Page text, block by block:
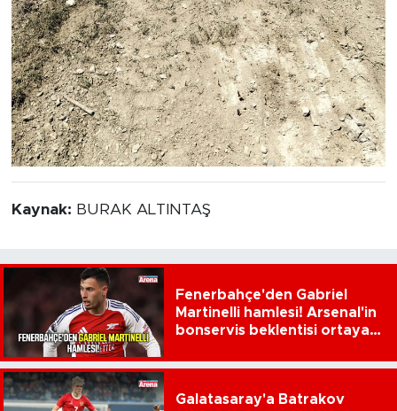
Kaynak: BURAK ALTINTAŞ
Fenerbahçe'den Gabriel
Martinelli hamlesi! Arsenal'in
bonservis beklentisi ortaya
Galatasaray'a Batrakov